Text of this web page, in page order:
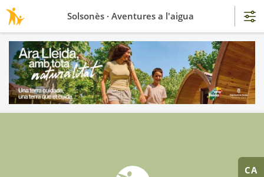
CA
Solsonès · Aventures a l'aigua